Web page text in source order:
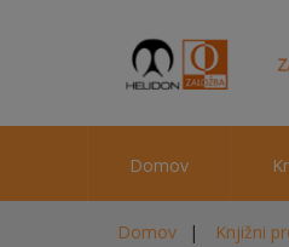
Domov
Domov Knjižni